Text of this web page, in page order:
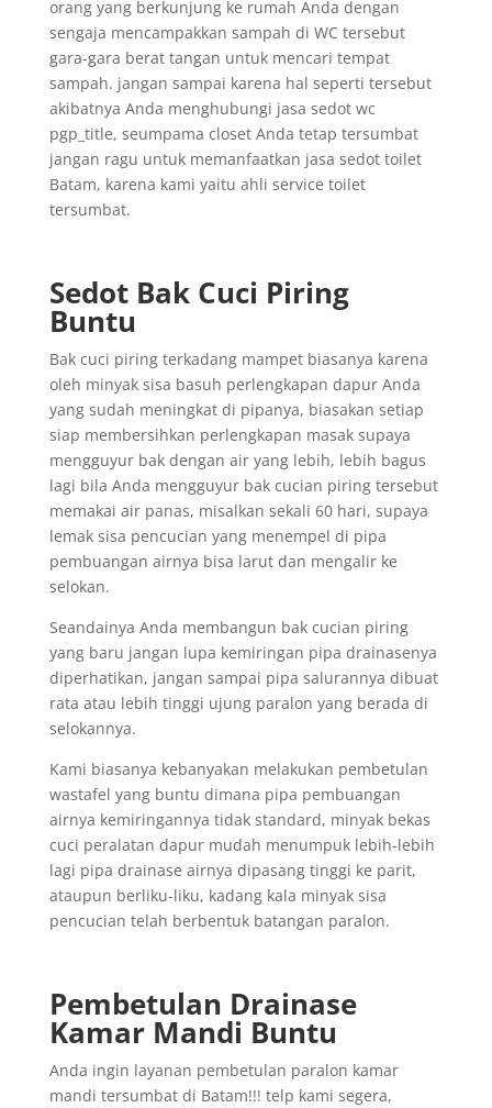
orang yang berkunjung ke rumah Anda dengan
sengaja mencampakkan sampah di WC tersebut
gara-gara berat tangan untuk mencari tempat
sampah. jangan sampai karena hal seperti tersebut
akibatnya Anda menghubungi jasa sedot wc
pgp_title, seumpama closet Anda tetap tersumbat
jangan ragu untuk memanfaatkan jasa sedot toilet
Batam, karena kami yaitu ahli service toilet
tersumbat.
Sedot Bak Cuci Piring
Buntu
Bak cuci piring terkadang mampet biasanya karena
oleh minyak sisa basuh perlengkapan dapur Anda
yang sudah meningkat di pipanya, biasakan setiap
siap membersihkan perlengkapan masak supaya
mengguyur bak dengan air yang lebih, lebih bagus
lagi bila Anda mengguyur bak cucian piring tersebut
memakai air panas, misalkan sekali 60 hari, supaya
lemak sisa pencucian yang menempel di pipa
pembuangan airnya bisa larut dan mengalir ke
selokan.
Seandainya Anda membangun bak cucian piring
yang baru jangan lupa kemiringan pipa drainasenya
diperhatikan, jangan sampai pipa salurannya dibuat
rata atau lebih tinggi ujung paralon yang berada di
selokannya.
Kami biasanya kebanyakan melakukan pembetulan
wastafel yang buntu dimana pipa pembuangan
airnya kemiringannya tidak standard, minyak bekas
cuci peralatan dapur mudah menumpuk lebih-lebih
lagi pipa drainase airnya dipasang tinggi ke parit,
ataupun berliku-liku, kadang kala minyak sisa
pencucian telah berbentuk batangan paralon.
Pembetulan Drainase
Kamar Mandi Buntu
Anda ingin layanan pembetulan paralon kamar
mandi tersumbat di Batam!!! telp kami segera,